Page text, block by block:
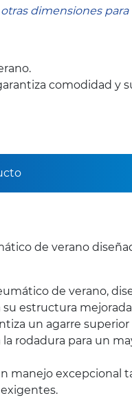
otras dimensiones
comodidad y
de verano
de verano,
su estructura
un agarre
la rodadura para un
manejo